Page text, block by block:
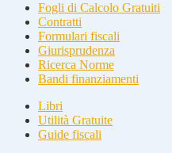
Fogli di Calcolo Gratuiti
Contratti
Formulari fiscali
Giurisprudenza
Ricerca Norme
Bandi finanziamenti
Libri
Utilità Gratuite
Guide fiscali